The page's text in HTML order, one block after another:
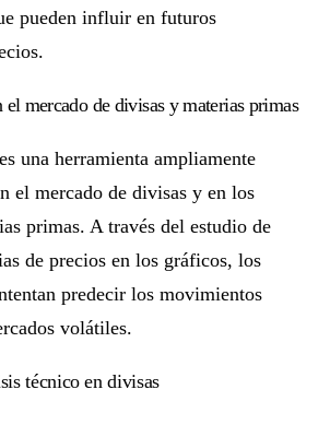
pueden influir en futuros
mercado de divisas y materias primas
una herramienta ampliamente
el mercado de divisas y en los
primas. A través del estudio de
de precios en los gráficos, los
predecir los movimientos
volátiles.
técnico en divisas